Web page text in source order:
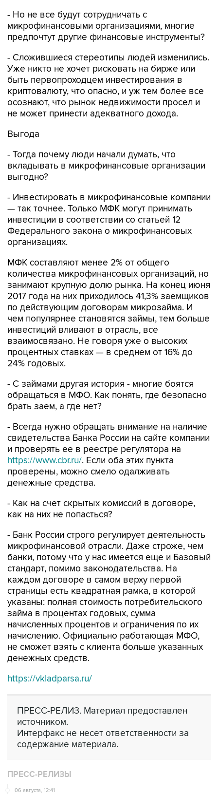
- Но не все будут сотрудничать с
микрофинансовыми организациями, многие
предпочтут другие финансовые инструменты?
- Сложившиеся стереотипы людей изменились.
Уже никто не хочет рисковать на бирже или
быть первопроходцем инвестирования в
криптовалюту, что опасно, и уж тем более все
осознают, что рынок недвижимости просел и
не может принести адекватного дохода.
Выгода
- Тогда почему люди начали думать, что
вкладывать в микрофинансовые организации
выгодно?
- Инвестировать в микрофинансовые компании
— так точнее. Только МФК могут принимать
инвестиции в соответствии со статьей 12
Федерального закона о микрофинансовых
организациях.
МФК составляют менее 2% от общего
количества микрофинансовых организаций, но
занимают крупную долю рынка. На конец июня
2017 года на них приходилось 41,3% заемщиков
по действующим договорам микрозайма. И
чем популярнее становятся займы, тем больше
инвестиций вливают в отрасль, все
взаимосвязано. Не говоря уже о высоких
процентных ставках — в среднем от 16% до
24% годовых.
- С займами другая история - многие боятся
обращаться в МФО. Как понять, где безопасно
брать заем, а где нет?
- Всегда нужно обращать внимание на наличие
свидетельства Банка России на сайте компании
и проверять ее в реестре регулятора на
https://www.cbr.ru/. Если оба этих пункта
проверены, можно смело одалживать
денежные средства.
- Как на счет скрытых комиссий в договоре,
как на них не попасться?
- Банк России строго регулирует деятельность
микрофинансовой отрасли. Даже строже, чем
банки, потому что у нас имеется еще и Базовый
стандарт, помимо законодательства. На
каждом договоре в самом верху первой
страницы есть квадратная рамка, в которой
указаны: полная стоимость потребительского
займа в процентах годовых, сумма
начисленных процентов и ограничения по их
начислению. Официально работающая МФО,
не сможет взять с клиента больше указанных
денежных средств.
https://vkladparsa.ru/
ПРЕСС-РЕЛИЗ. Материал предоставлен
источником.
Интерфакс не несет ответственности за
содержание материала.
ПРЕСС-РЕЛИЗЫ
06 августа, 12:41